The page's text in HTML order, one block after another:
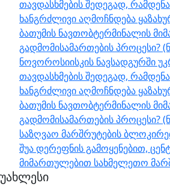
თავდასხმების შედეგად,
ხანგრძლივი აღმოჩნდება
ბათუმის ნავთობტერმინალის
გადმომისამართების პროცესი?
ნოვოროსიისკის ნავსადგურში
თავდასხმების შედეგად,
ხანგრძლივი აღმოჩნდება
ბათუმის ნავთობტერმინალის
გადმომისამართების პროცესი?
საზღვაო მარშრუტების
შუა დერეფნის გამოყენებით,
მიმართულებით სახმელეთო
უახლესი